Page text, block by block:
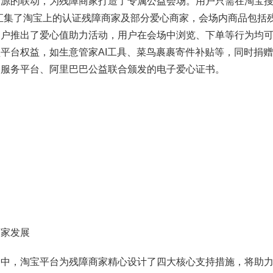
了淘宝上的认证残障商家及部分爱心商家，会场内商品包括
推出了爱心值助力活动，用户在会场中浏览、下单等行为均
台权益，如生意管家AI工具、菜鸟裹裹寄件补贴等，同时捐
务平台、阿里巴巴公益联合颁发的电子爱心证书。
发展
淘宝平台为残障商家精心设计了四大核心支持措施，将助